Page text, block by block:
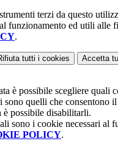
terzi da questo
funzionamento ed utili alle
.
tutti i cookies Accetta
è possibile scegliere quali
sono quelli che consentono
è possibile disabilitarli.
sono i cookie necessari al
POLICY.